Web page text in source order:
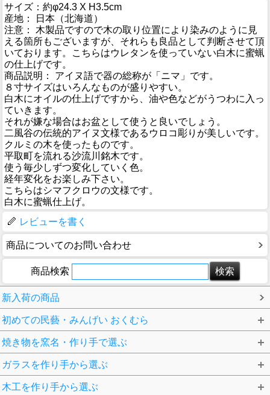
サイズ：約φ24.3 X H3.5cm
産地： 日本（北海道）
注意： 木製品ですので木の取り位置により染みのように見
える箇所もございますが、それらも良品として判断させて頂
いております。こちらはウレタンを使っていない白木に蜜蝋
の仕上げです。
商品説明： アイヌ語で器の総称が「ニマ」です。
８寸サイズはいろんなものが盛りやすい。
白木にオイルの仕上げですから、油や色などがうつわに入っ
ていきます。
それが嫌な場合はお盆として使うと良いでしょう。
二風谷の伝統的アイヌ文様であるウロコ彫りが美しいです。
クルミの木を使ったものです。
平取町を流れる沙流川銘木です。
使う毎少しずつ変化していく色。
経年変化をお楽しみ下さい。
こちらはシマフクロウの文様です。
白木に蜜蝋仕上げ。
レビューを書く
商品についてのお問い合わせ
商品検索
新入荷の商品
初めての民藝・みんげい おくむら
焼き物を窯名・作り手で選ぶ
ガラスを作り手から選ぶ
木工を作り手から選ぶ